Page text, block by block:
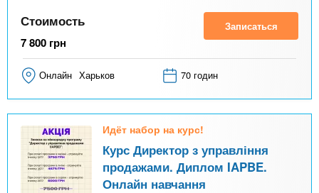
o
Стоимость
7 800 грн
Записаться
Онлайн Харьков 70 годин
Идёт набор на курс!
Курс Директор з управління
продажами. Диплом IAPBE.
Онлайн навчання